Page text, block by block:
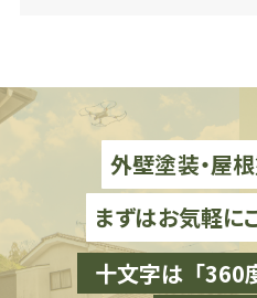
外壁塗装・屋
まずはお気軽に
十文字は「360